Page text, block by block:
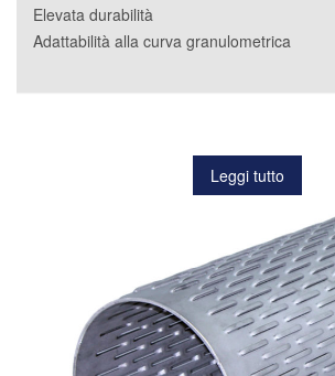
Elevata durabilità
Adattabilità alla curva granulometrica
Leggi tutto